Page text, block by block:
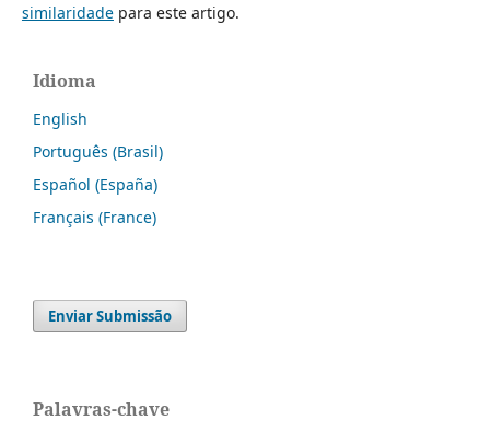
similaridadepara este artigo.
Idioma
English
Português (Brasil)
Español (España)
Français (France)
Enviar Submissão
Palavras-chave